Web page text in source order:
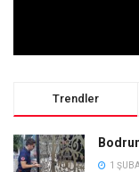
Trendler
1